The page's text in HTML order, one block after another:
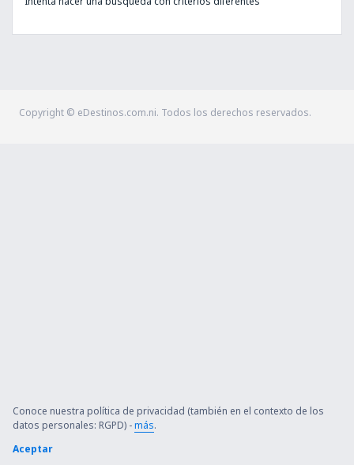
Copyright © eDestinos.com.ni. Todos los derechos reservados.
Conoce nuestra política de privacidad (también en el contexto de los
datos personales: RGPD) -más.
Aceptar